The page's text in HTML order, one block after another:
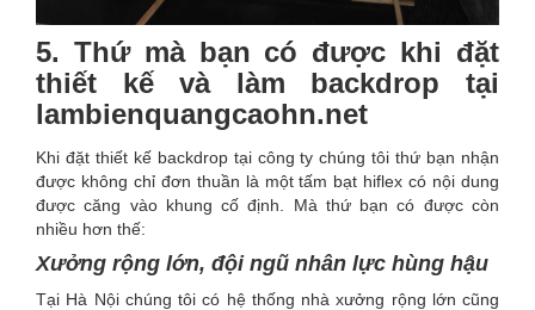
5. Thứ mà bạn có được khi đặt
thiết kế và làm backdrop tại
lambienquangcaohn.net
Khi đặt thiết kế backdrop tại công ty chúng tôi thứ bạn nhận
được không chỉ đơn thuần là một tấm bạt hiflex có nội dung
được căng vào khung cố định. Mà thứ bạn có được còn
nhiều hơn thế:
Xưởng rộng lớn, đội ngũ nhân lực hùng hậu
Tại Hà Nội chúng tôi có hệ thống nhà xưởng rộng lớn cũng